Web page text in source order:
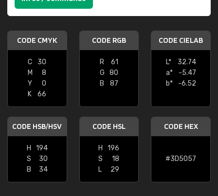
CODE CMYK
C
30
M
8
Y
0
K
66
CODE RGB
R
61
G
80
B
87
CODE CIELAB
L*
32.74
a*
-5.47
b*
-6.52
CODE HSB/HSV
H
194
S
30
B
34
CODE HSL
H
196
S
18
L
29
CODE HEX
#3D5057